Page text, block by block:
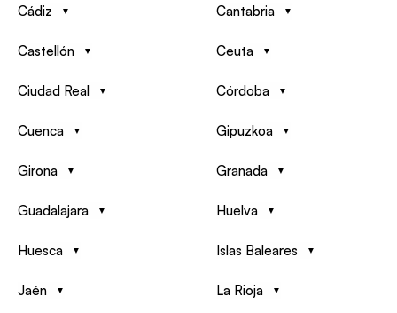
Cádiz Cantabria
Castellón Ceuta
Ciudad Real Córdoba
Cuenca Gipuzkoa
Girona Granada
Guadalajara Huelva
Huesca Islas Baleares
Jaén La Rioja